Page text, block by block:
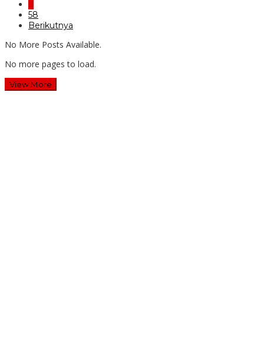
58
Berikutnya
No More Posts Available.
No more pages to load.
View More